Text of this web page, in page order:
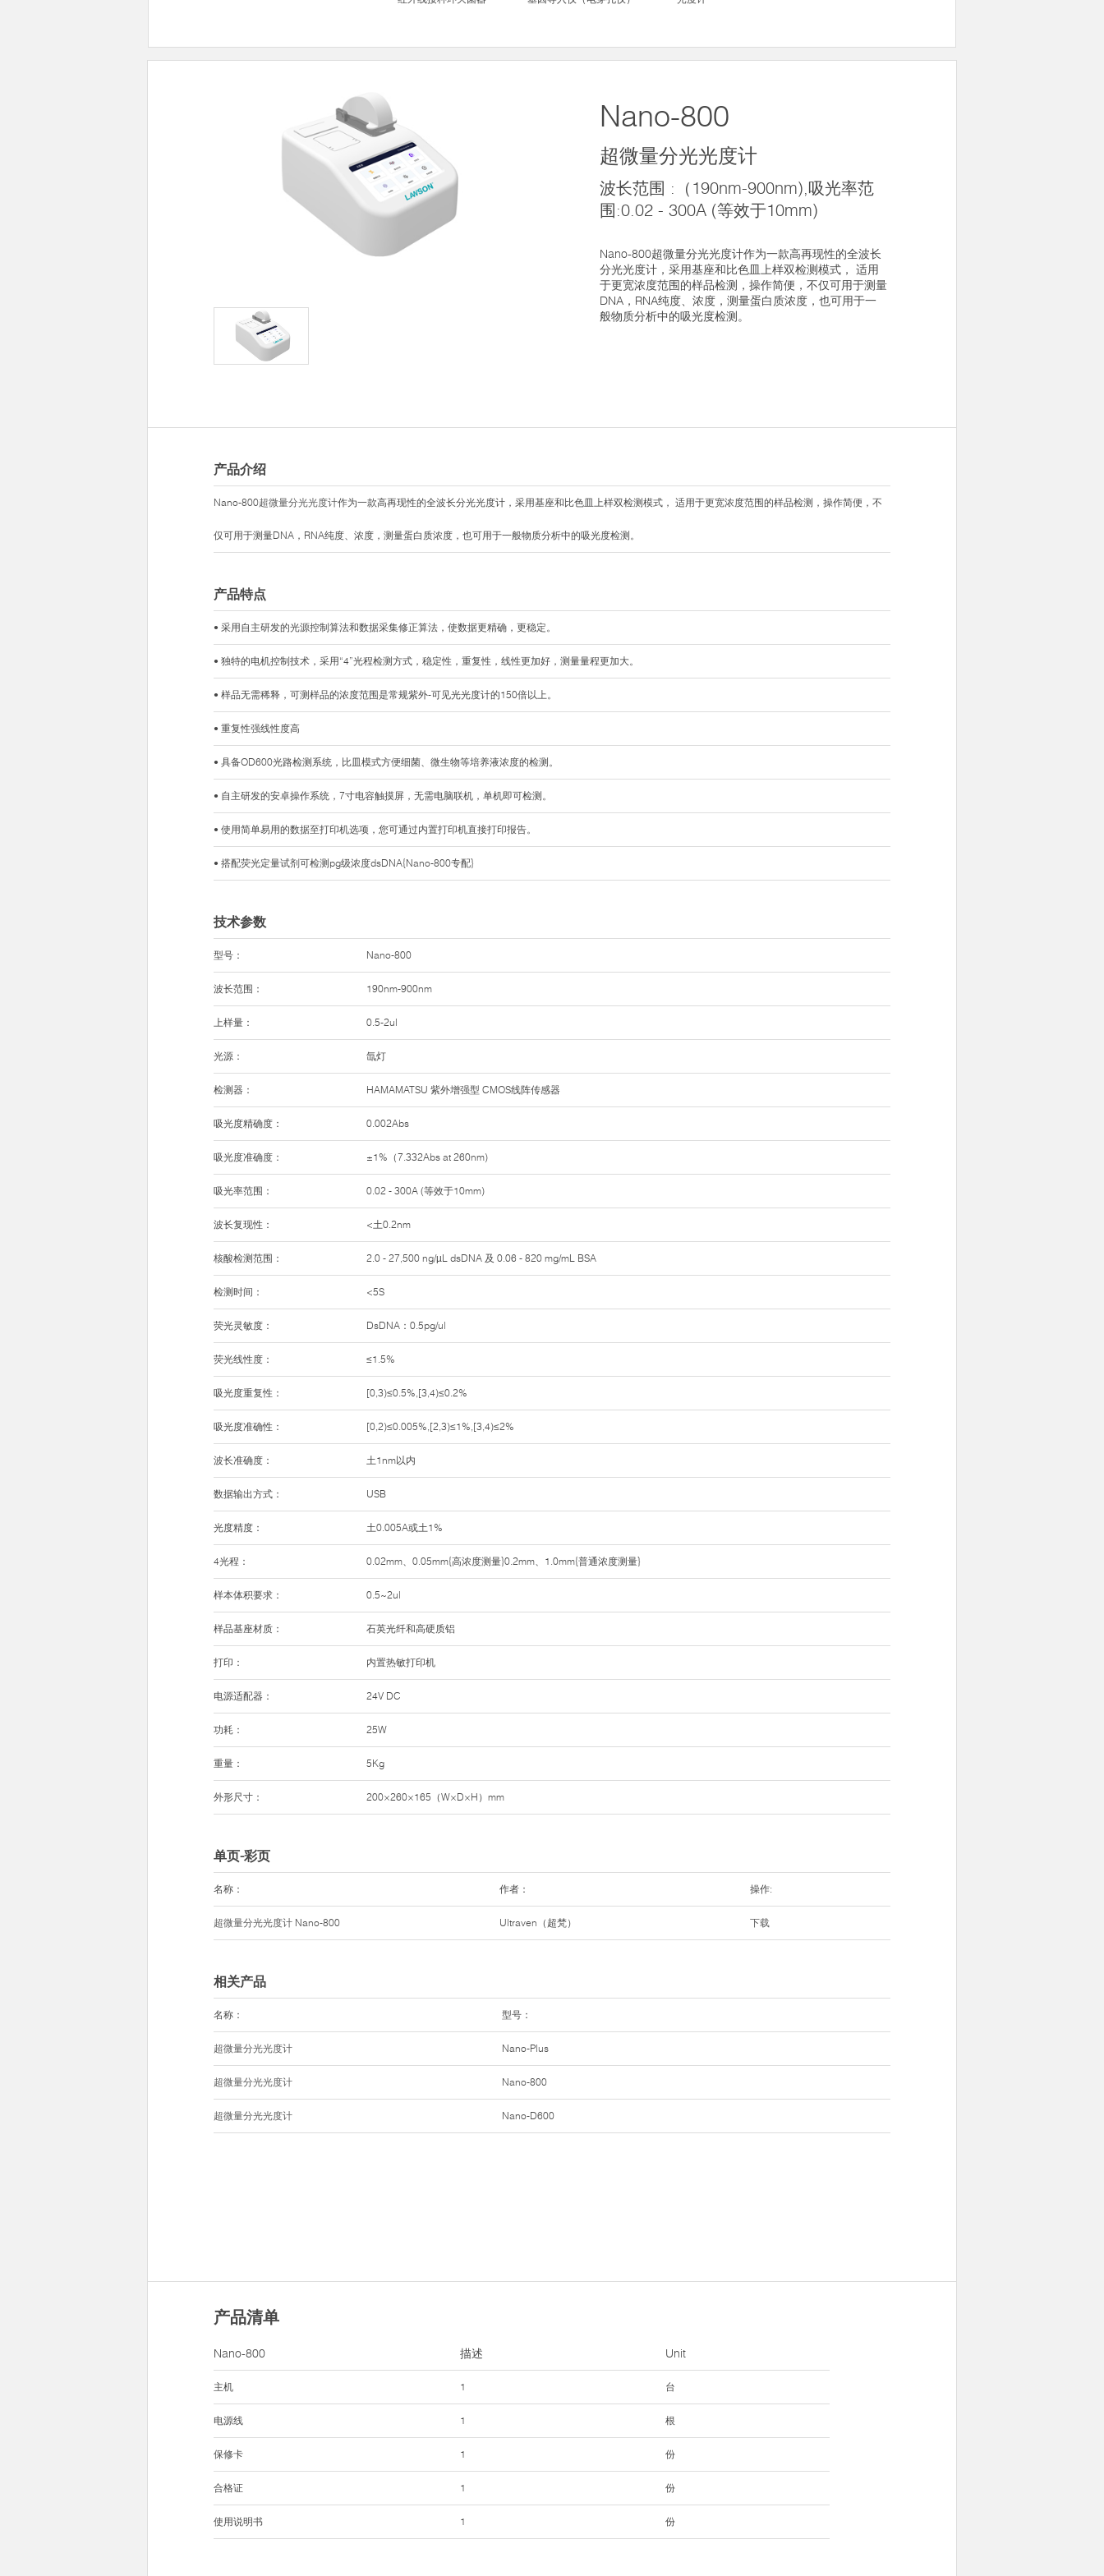
Nano-800
超微量分光光度计
波长范围 :（190nm-900nm),吸光率范
围:0.02 - 300A (等效于10mm)
Nano-800超微量分光光度计作为一款高再现性的全波长
分光光度计，采用基座和比色皿上样双检测模式， 适用
于更宽浓度范围的样品检测，操作简便，不仅可用于测量
DNA，RNA纯度、浓度，测量蛋白质浓度，也可用于一
般物质分析中的吸光度检测。
产品介绍
Nano-800超微量分光光度计作为一款高再现性的全波长分光光度计，采用基座和比色皿上样双检测模式， 适用于更宽浓度范围的样品检测，操作简便，不
仅可用于测量DNA，RNA纯度、浓度，测量蛋白质浓度，也可用于一般物质分析中的吸光度检测。
产品特点
• 采用自主研发的光源控制算法和数据采集修正算法，使数据更精确，更稳定。
• 独特的电机控制技术，采用“4”光程检测方式，稳定性，重复性，线性更加好，测量量程更加大。
• 样品无需稀释，可测样品的浓度范围是常规紫外-可见光光度计的150倍以上。
• 重复性强线性度高
• 具备OD600光路检测系统，比皿模式方便细菌、微生物等培养液浓度的检测。
• 自主研发的安卓操作系统，7寸电容触摸屏，无需电脑联机，单机即可检测。
• 使用简单易用的数据至打印机选项，您可通过内置打印机直接打印报告。
• 搭配荧光定量试剂可检测pg级浓度dsDNA{Nano-800专配}
技术参数
型号： Nano-800
波长范围： 190nm-900nm
上样量： 0.5-2ul
光源： 氙灯
检测器： HAMAMATSU 紫外增强型 CMOS线阵传感器
吸光度精确度： 0.002Abs
吸光度准确度： ±1%（7.332Abs at 260nm)
吸光率范围： 0.02 - 300A (等效于10mm)
波长复现性： <土0.2nm
核酸检测范围： 2.0 - 27,500 ng/µL dsDNA 及 0.06 - 820 mg/mL BSA
检测时间： <5S
荧光灵敏度： DsDNA：0.5pg/ul
荧光线性度： ≤1.5%
吸光度重复性： [0,3)≤0.5%,[3,4)≤0.2%
吸光度准确性： [0,2)≤0.005%,[2,3)≤1%,[3,4)≤2%
波长准确度： 土1nm以内
数据输出方式： USB
光度精度： 土0.005A或土1%
4光程： 0.02mm、0.05mm{高浓度测量}0.2mm、1.0mm{普通浓度测量}
样本体积要求： 0.5~2ul
样品基座材质： 石英光纤和高硬质铝
打印： 内置热敏打印机
电源适配器： 24V DC
功耗： 25W
重量： 5Kg
外形尺寸： 200×260×165（W×D×H）mm
单页-彩页
名称： 作者： 操作:
超微量分光光度计 Nano-800 Ultraven（超梵） 下载
相关产品
名称： 型号：
超微量分光光度计 Nano-Plus
超微量分光光度计 Nano-800
超微量分光光度计 Nano-D600
产品清单
Nano-800 Unit
主机 台
电源线 根
保修卡 份
合格证 份
使用说明书 份
描述
1
1
1
1
1